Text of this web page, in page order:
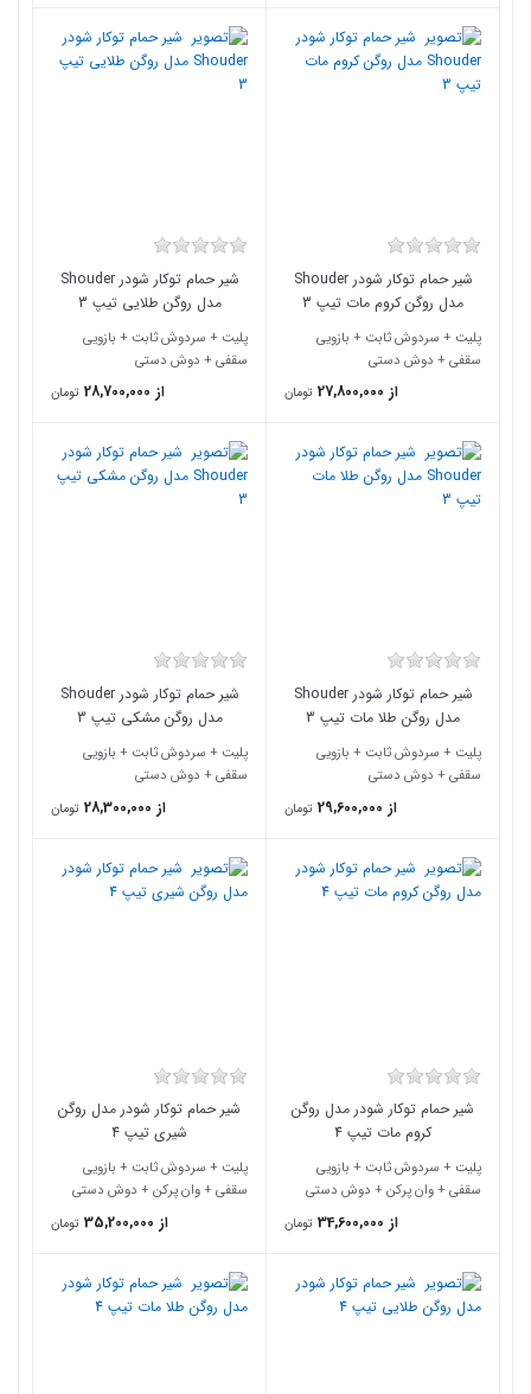
شیر حمام توکار شودر Shouder
مدل روگن کروم مات تیپ 3
پلیت + سردوش ثابت + بازویی
سقفی + دوش دستی
از 27,800,000 تومان
شیر حمام توکار شودر Shouder
مدل روگن طلایی تیپ 3
پلیت + سردوش ثابت + بازویی
سقفی + دوش دستی
از 28,700,000 تومان
شیر حمام توکار شودر Shouder
مدل روگن طلا مات تیپ 3
پلیت + سردوش ثابت + بازویی
سقفی + دوش دستی
از 29,600,000 تومان
شیر حمام توکار شودر Shouder
مدل روگن مشکی تیپ 3
پلیت + سردوش ثابت + بازویی
سقفی + دوش دستی
از 28,300,000 تومان
شیر حمام توکار شودر مدل روگن
کروم مات تیپ 4
پلیت + سردوش ثابت + بازویی
سقفی + وان پرکن + دوش دستی
از 34,600,000 تومان
شیر حمام توکار شودر مدل روگن
شیری تیپ 4
پلیت + سردوش ثابت + بازویی
سقفی + وان پرکن + دوش دستی
از 35,200,000 تومان